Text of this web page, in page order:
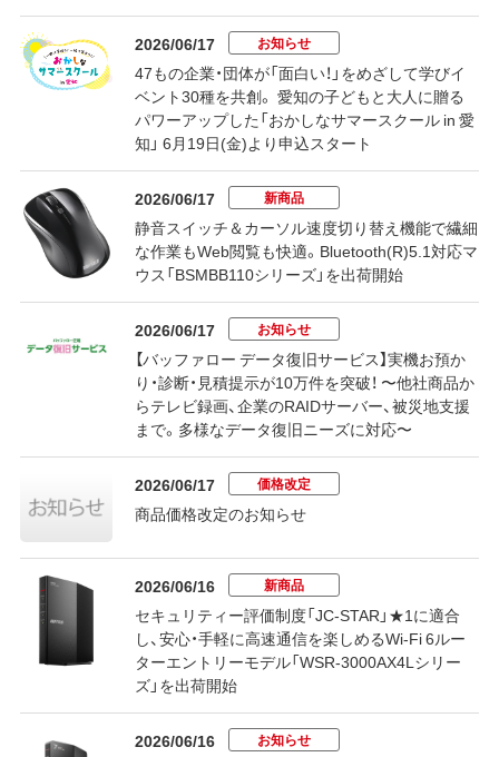
2026/06/17 お知らせ
47もの企業・団体が「面白い！」をめざして学びイ
ベント30種を共創。 愛知の子どもと大人に贈る
パワーアップした「おかしなサマースクール in 愛
知」 6月19日(金)より申込スタート
2026/06/17 新商品
静音スイッチ＆カーソル速度切り替え機能で繊細
な作業もWeb閲覧も快適。Bluetooth(R)5.1対応マ
ウス「BSMBB110シリーズ」を出荷開始
2026/06/17 お知らせ
【バッファロー データ復旧サービス】実機お預か
り・診断・見積提示が10万件を突破！ 〜他社商品か
らテレビ録画、企業のRAIDサーバー、被災地支援
まで。多様なデータ復旧ニーズに対応〜
2026/06/17 価格改定
商品価格改定のお知らせ
2026/06/16 新商品
セキュリティー評価制度「JC-STAR」★1に適合
し、安心・手軽に高速通信を楽しめるWi-Fi 6ルー
ターエントリーモデル「WSR-3000AX4Lシリー
ズ」を出荷開始
2026/06/16 お知らせ